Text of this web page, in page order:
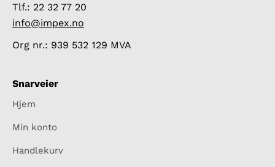
Tlf.: 22 32 77 20
info@impex.no
Org nr.: 939 532 129 MVA
Snarveier
Hjem
Min konto
Handlekurv